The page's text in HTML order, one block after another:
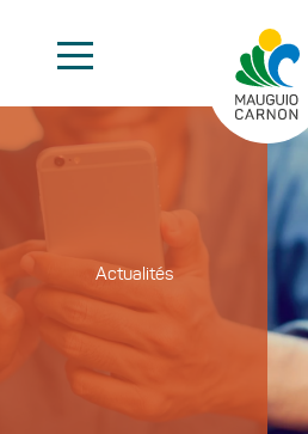
Actualités